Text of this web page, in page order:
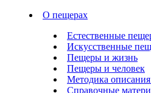
О пещерах
Естественные
Искусственные
Пещеры и жизнь
Пещеры и человек
Методика
Справочные